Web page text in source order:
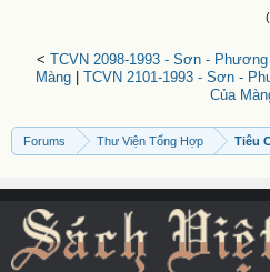
< TCVN 2098-1993 - Sơn -
Màng | TCVN 2101-1993 - Sơn -
Của
Forums Thư Viện Tổng Hợp Tiêu